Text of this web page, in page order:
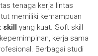
tenaga kerja lintas
memiliki kemampuan
skill yang kuat. Soft skill
kerja sama
Berbagai studi